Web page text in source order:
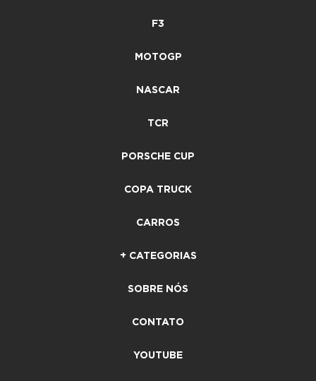
F3
MOTOGP
NASCAR
TCR
PORSCHE CUP
COPA TRUCK
CARROS
+ CATEGORIAS
SOBRE NÓS
CONTATO
YOUTUBE